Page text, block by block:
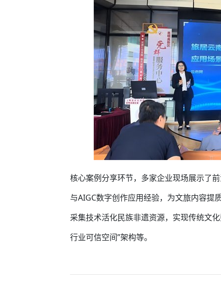
核心案例分享环节，多家企业现场展示了
与AIGC数字创作应用经验，为文旅内容提
采集技术活化民族非遗资源，实现传统文
行业可信空间”架构等。